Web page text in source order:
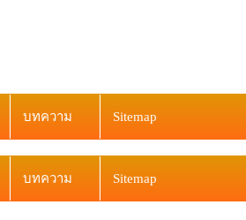
บทความ Sitemap
บทความ Sitemap